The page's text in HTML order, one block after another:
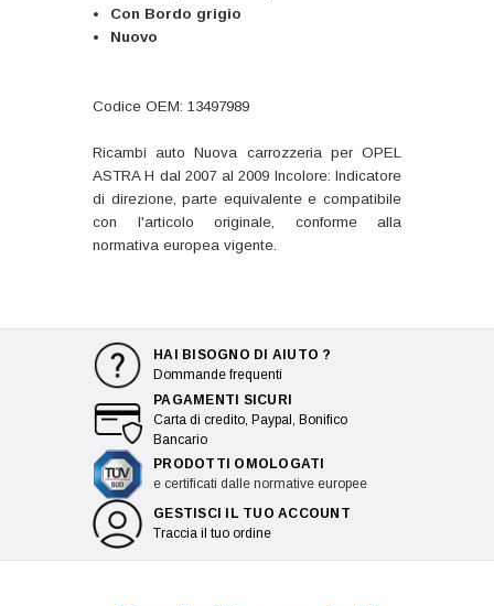
Con Bordo grigio
Nuovo
Codice OEM: 13497989
Ricambi auto Nuova carrozzeria per OPEL
ASTRA H dal 2007 al 2009 Incolore: Indicatore
di direzione, parte equivalente e compatibile
con l'articolo originale, conforme alla
normativa europea vigente.
HAI BISOGNO DI AIUTO ?
Dommande frequenti
PAGAMENTI SICURI
Carta di credito, Paypal, Bonifico
Bancario
PRODOTTI OMOLOGATI
e certificati dalle normative europee
GESTISCI IL TUO ACCOUNT
Traccia il tuo ordine